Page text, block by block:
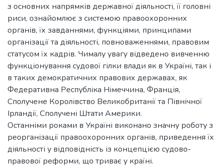
з основних напрямків державної діяльності, її головні
риси, ознайомлює з системою правоохоронних
органів, їх завданнями, функціями, принципами
організації та діяльності, повноваженнями, правовим
статусом їх кадрів. Чималу увагу відведено вивченню
функціонування судової гілки влади як в Україні, так і
в таких демократичних правових державах, як
Федеративна Республіка Німеччина, Франція,
Сполучене Королівство Великобританії та Північної
Ірландії, Сполучені Штати Америки.
Останніми роками в Україні виконано значну роботу з
реорганізації правоохоронних органів, приведення їх
діяльності у відповідність із концепцією судово-
правової реформи, що триває у країні.